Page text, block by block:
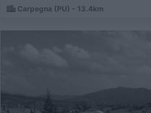
Carpegna (PU) - 13.4km